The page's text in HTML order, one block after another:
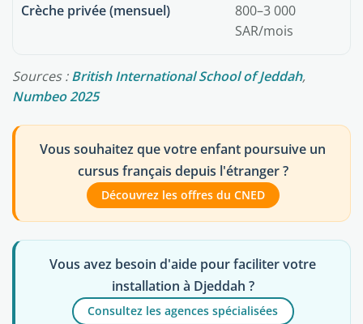
Crèche privée (mensuel)
800–3 000
SAR/mois
Sources :British International School of Jeddah,
Numbeo 2025
Vous souhaitez que votre enfant poursuive un
cursus français depuis l'étranger ?
Découvrez les offres du CNED
Vous avez besoin d'aide pour faciliter votre
installation à Djeddah ?
Consultez les agences spécialisées